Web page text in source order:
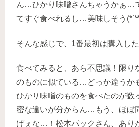
ん…ひかり味噌さんちゃうかぁ…
てすぐ食べれるし…美味しそう
そんな感じで、1番最初は購入し
食べてみると、あら不思議！限り
のものに似ている…どっか違うか
ひかり味噌のものを食べたのが数
密な違いが分からん…もう、ほぼ
げぇな…！松本パックさん、あり